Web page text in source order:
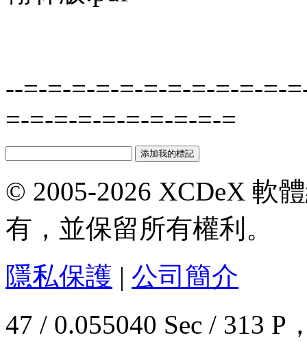
--=-=-=-=-=-=-=-=-=-=-=-
=-=-=-=-=-=-=-=-=-=
© 2005-2026 XCDeX 軟
有，並保留所有權利。
隱私保護 | 公司簡介
47 / 0.055040 Sec / 313